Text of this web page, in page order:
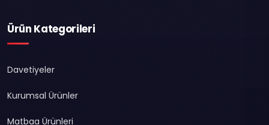
Ürün Kategorileri
Davetiyeler
Kurumsal Ürünler
Matbaa Ürünleri